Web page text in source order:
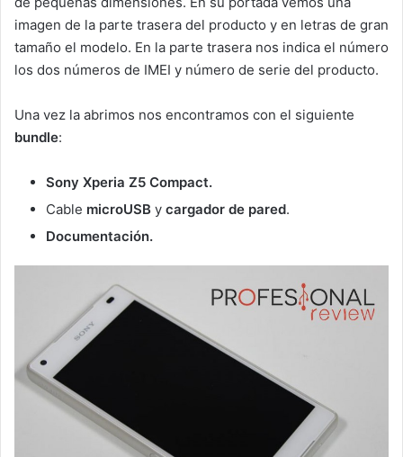
imagen de la parte trasera del producto y en letras de gran
tamaño el modelo. En la parte trasera nos indica el número
los dos números de IMEI y número de serie del producto.
Una vez la abrimos nos encontramos con el siguiente
bundle:
Sony Xperia Z5 Compact.
Cable microUSB y cargador de pared.
Documentación.